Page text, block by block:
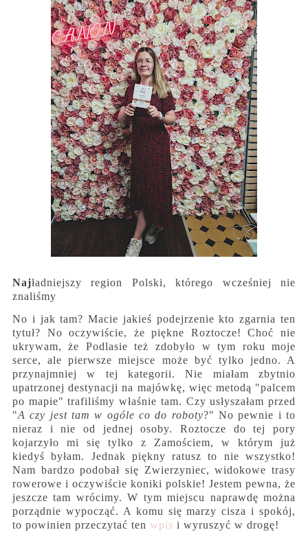
Najładniejszy region Polski, którego wcześniej nie
znaliśmy
No i jak tam? Macie jakieś podejrzenie kto zgarnia ten
tytuł? No oczywiście, że piękne Roztocze! Choć nie
ukrywam, że Podlasie też zdobyło w tym roku moje
serce, ale pierwsze miejsce może być tylko jedno. A
przynajmniej w tej kategorii. Nie miałam zbytnio
upatrzonej destynacji na majówkę, więc metodą "palcem
po mapie" trafiliśmy właśnie tam. Czy usłyszałam przed
"A czy jest tam w ogóle co do roboty?" No pewnie i to
nieraz i nie od jednej osoby. Roztocze do tej pory
kojarzyło mi się tylko z Zamościem, w którym już
kiedyś byłam. Jednak piękny ratusz to nie wszystko!
Nam bardzo podobał się Zwierzyniec, widokowe trasy
rowerowe i oczywiście koniki polskie! Jestem pewna, że
jeszcze tam wrócimy. W tym miejscu naprawdę można
porządnie wypocząć. A komu się marzy cisza i spokój,
to powinien przeczytać ten wpis i wyruszyć w drogę!